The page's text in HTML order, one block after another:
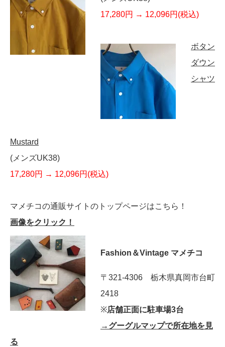
17,280円 → 12,096円(税込)
ボタン
ダウン
シャツ
Mustard
(メンズUK38)
17,280円 → 12,096円(税込)
マメチコの通販サイトのトップページはこちら！
画像をクリック！
Fashion＆Vintage マメチコ
〒321-4306 栃木県真岡市台町
2418
※店舗正面に駐車場3台
→グーグルマップで所在地を見
る